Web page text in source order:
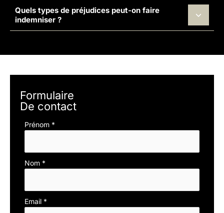
Quels types de préjudices peut-on faire
indemniser ?
Formulaire
De contact
Formulaire
Prénom *
Nom *
Email *